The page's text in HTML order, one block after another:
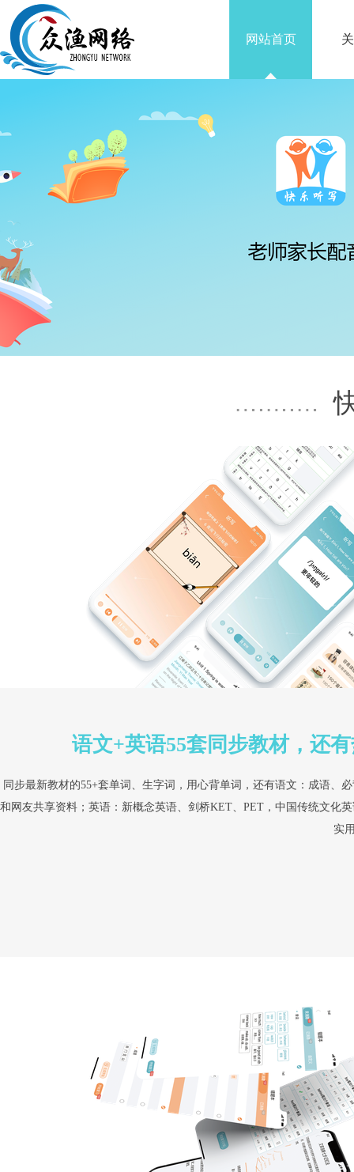
网站首页
语文+英语55套同步教材，还
同步最新教材的55+套单词、生字词，用心背单词，还有语文：成语、
和网友共享资料；英语：新概念英语、剑桥KET、PET，中国传统文化
实